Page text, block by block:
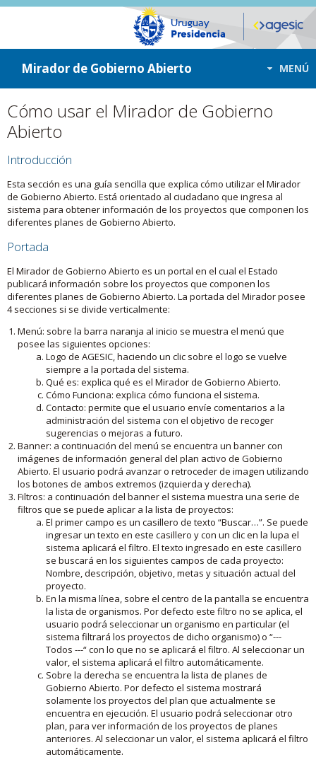
ir a contenido
ir al menú
Mirador de Gobierno Abierto MENÚ
Cómo usar el Mirador de Gobierno
Abierto
Introducción
Esta sección es una guía sencilla que explica cómo utilizar el Mirador
de Gobierno Abierto. Está orientado al ciudadano que ingresa al
sistema para obtener información de los proyectos que componen los
diferentes planes de Gobierno Abierto.
Portada
El Mirador de Gobierno Abierto es un portal en el cual el Estado
publicará información sobre los proyectos que componen los
diferentes planes de Gobierno Abierto. La portada del Mirador posee
4 secciones si se divide verticalmente:
Menú: sobre la barra naranja al inicio se muestra el menú que
posee las siguientes opciones:
Logo de AGESIC, haciendo un clic sobre el logo se vuelve
siempre a la portada del sistema.
Qué es: explica qué es el Mirador de Gobierno Abierto.
Cómo Funciona: explica cómo funciona el sistema.
Contacto: permite que el usuario envíe comentarios a la
administración del sistema con el objetivo de recoger
sugerencias o mejoras a futuro.
Banner: a continuación del menú se encuentra un banner con
imágenes de información general del plan activo de Gobierno
Abierto. El usuario podrá avanzar o retroceder de imagen utilizando
los botones de ambos extremos (izquierda y derecha).
Filtros: a continuación del banner el sistema muestra una serie de
filtros que se puede aplicar a la lista de proyectos:
El primer campo es un casillero de texto “Buscar…”. Se puede
ingresar un texto en este casillero y con un clic en la lupa el
sistema aplicará el filtro. El texto ingresado en este casillero
se buscará en los siguientes campos de cada proyecto:
Nombre, descripción, objetivo, metas y situación actual del
proyecto.
En la misma línea, sobre el centro de la pantalla se encuentra
la lista de organismos. Por defecto este filtro no se aplica, el
usuario podrá seleccionar un organismo en particular (el
sistema filtrará los proyectos de dicho organismo) o “---
Todos ---“ con lo que no se aplicará el filtro. Al seleccionar un
valor, el sistema aplicará el filtro automáticamente.
Sobre la derecha se encuentra la lista de planes de
Gobierno Abierto. Por defecto el sistema mostrará
solamente los proyectos del plan que actualmente se
encuentra en ejecución. El usuario podrá seleccionar otro
plan, para ver información de los proyectos de planes
anteriores. Al seleccionar un valor, el sistema aplicará el filtro
automáticamente.